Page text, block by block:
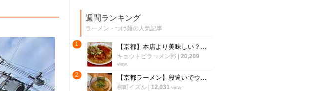
週間ランキング
ラーメン・つけ麺の人気記事
1 【京都】本店より美味しい？！ 43年愛された「天下一品 五条桂店」が閉店へ
キョウトピラーメン部 20,209
view
2 【京都ラーメン】段違いでウマい豚骨醤油！太鼓判の人気店「ラーメン てんぐ 常盤店」
柳町イズル| 12,031 view